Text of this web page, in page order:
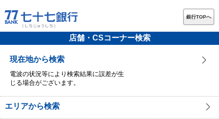
銀行TOPへ
店舗・CSコーナー検索
現在地から検索
電波の状況等により検索結果に誤差が生
じる場合がございます。
エリアから検索